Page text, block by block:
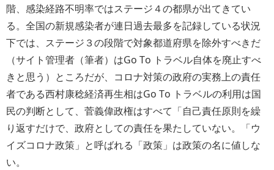
階、感染経路不明率ではステージ４の都県が出てきてい
る。全国の新規感染者が連日過去最多を記録している状況
下では、ステージ３の段階で対象都道府県を除外すべきだ
（サイト管理者（筆者）はGo To トラベル自体を廃止すべ
きと思う）ところだが、コロナ対策の政府の実務上の責任
者である西村康稔経済再生相はGo To トラベルの利用は国
民の判断として、菅義偉政権はすべて「自己責任原則を繰
り返すだけで、政府としての責任を果たしていない。「ウ
イズコロナ政策」と呼ばれる「政策」は政策の名に値しな
い。